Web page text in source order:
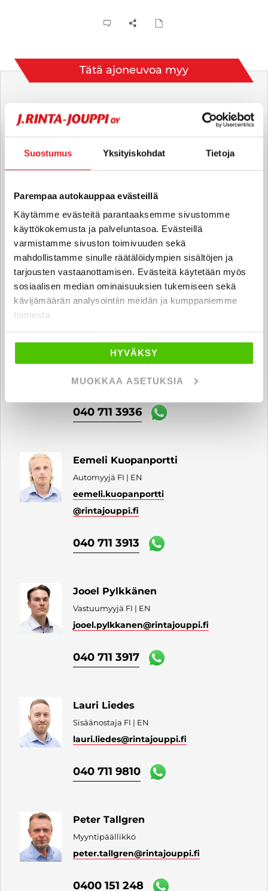
Suostumus Yksityiskohdat Tietoja
Parempaa autokauppaa evästeillä
Käytämme evästeitä parantaaksemme sivustomme
käyttökokemusta ja palveluntasoa. Evästeillä
varmistamme sivuston toimivuuden sekä
mahdollistamme sinulle räätälöidympien sisältöjen ja
tarjousten vastaanottamisen. Evästeitä käytetään myös
sosiaalisen median ominaisuuksien tukemiseen sekä
kävijämäärän analysointiin meidän ja kumppaniemme
toimesta.
HYVÄKSY
MUOKKAA ASETUKSIA
Tätä ajoneuvoa myy
Mika Corri
mika.corri@rintajouppi.fi
Jimi Haakanen
Automyyjä
@rintajouppi.fi
040 711 3912
Nooa Boucht
Automyyjä FI | SV | EN
nooa.boucht@rintajouppi.fi
040 711 3936
Eemeli Kuopanportti
Automyyjä FI | EN
eemeli.kuopanportti
@rintajouppi.fi
040 711 3913
Jooel Pylkkänen
Vastuumyyjä FI | EN
jooel.pylkkanen@rintajouppi.fi
040 711 3917
Lauri Liedes
Sisäänostaja FI | EN
lauri.liedes@rintajouppi.fi
040 711 9810
Peter Tallgren
Myyntipäällikkö
peter.tallgren@rintajouppi.fi
0400 151 248